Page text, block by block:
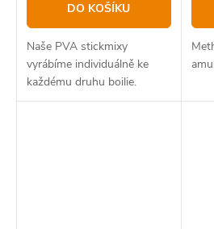
DO KOŠÍKU
Naše PVA stickmixy
vyrábíme individuálně ke
každému druhu boilie.